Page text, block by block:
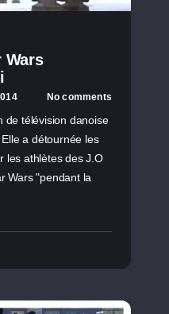
Wars
No comments
de télévision danoise
a détournée les
les athlètes des J.O
Wars "pendant la